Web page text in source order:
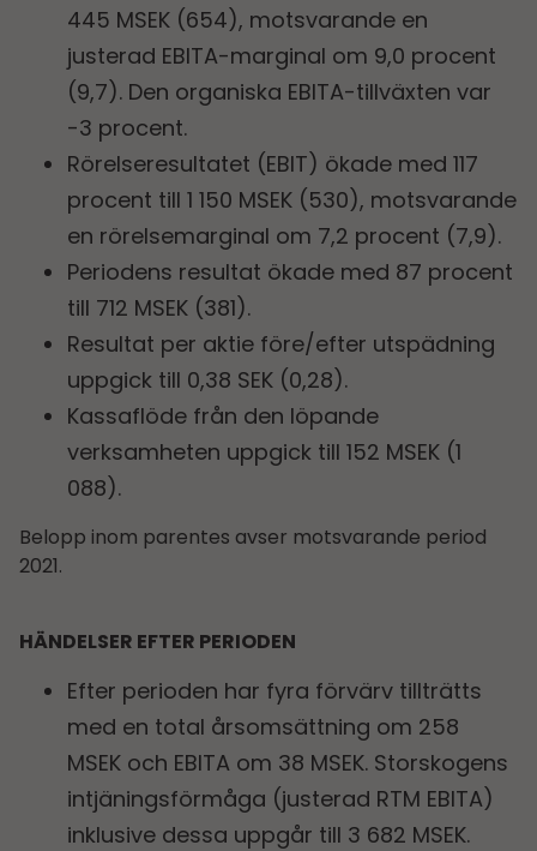
445 MSEK (654), motsvarande en
justerad EBITA-marginal om 9,0 procent
(9,7). Den organiska EBITA-tillväxten var
-3 procent.
Rörelseresultatet (EBIT) ökade med 117
procent till 1 150 MSEK (530), motsvarande
en rörelsemarginal om 7,2 procent (7,9).
Periodens resultat ökade med 87 procent
till 712 MSEK (381).
Resultat per aktie före/efter utspädning
uppgick till 0,38 SEK (0,28).
Kassaflöde från den löpande
verksamheten uppgick till 152 MSEK (1
088).
Belopp inom parentes avser motsvarande period
2021.
HÄNDELSER EFTER PERIODEN
Efter perioden har fyra förvärv tillträtts
med en total årsomsättning om 258
MSEK och EBITA om 38 MSEK. Storskogens
intjäningsförmåga (justerad RTM EBITA)
inklusive dessa uppgår till 3 682 MSEK.